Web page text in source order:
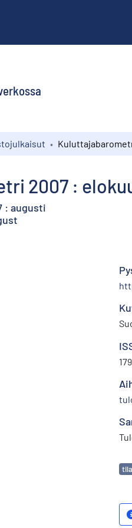
2007 :
: augusti